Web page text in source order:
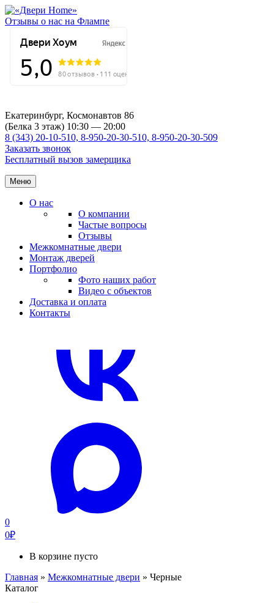
Отзывы о нас на Флампе
Екатеринбург, Космонавтов 86
(Белка 3 этаж) 10:30 — 20:00
8 (343) 20-10-510, 8-950-20-30-510, 8-950-20-30-509
Заказать звонок
Бесплатный вызов замерщика
Меню
О нас
О компании
Частые вопросы
Отзывы
Межкомнатные двери
Монтаж дверей
Портфолио
Фото наших работ
Видео с объектов
Доставка и оплата
Контакты
0
0₽
В корзине пусто
Главная » Межкомнатные двери » Черные
Каталог